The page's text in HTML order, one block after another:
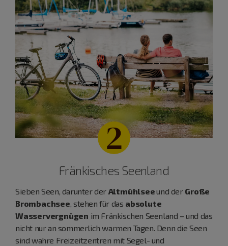
2
Fränkisches Seenland
Sieben Seen, darunter der Altmühlseeund der Große
Brombachsee, stehen für das absolute
Wasservergnügen im Fränkischen Seenland – und das
nicht nur an sommerlich warmen Tagen. Denn die Seen
sind wahre Freizeitzentren mit Segel- und